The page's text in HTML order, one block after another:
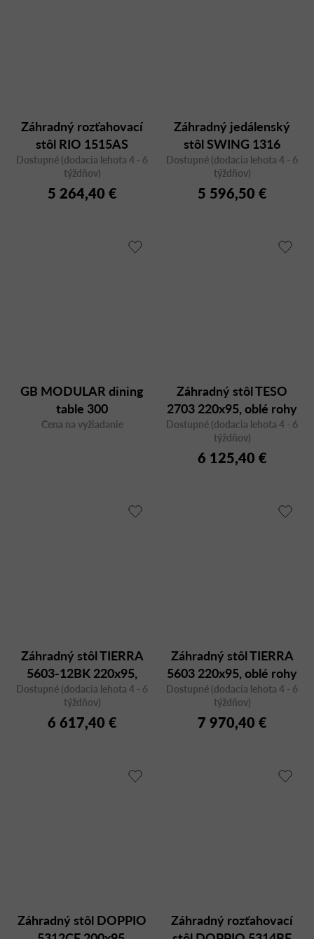
Záhradný rozťahovací
stôl RIO 1515AS
95x200/260/320
Dostupné (dodacia lehota 4 - 6
týždňov)
5 264,40 €
Záhradný jedálenský
stôl SWING 1316
95x200/260/320,
rozťahovací
Dostupné (dodacia lehota 4 - 6
týždňov)
5 596,50 €
GB MODULAR dining
table 300
Cena na vyžiadanie
Záhradný stôl TESO
2703 220x95, oblé rohy
Dostupné (dodacia lehota 4 - 6
týždňov)
6 125,40 €
Záhradný stôl TIERRA
5603-12BK 220x95,
teak
Dostupné (dodacia lehota 4 - 6
týždňov)
6 617,40 €
Záhradný stôl TIERRA
5603 220x95, oblé rohy
Dostupné (dodacia lehota 4 - 6
týždňov)
7 970,40 €
Záhradný stôl DOPPIO
Záhradný rozťahovací